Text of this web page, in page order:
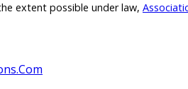
extent possible under law,